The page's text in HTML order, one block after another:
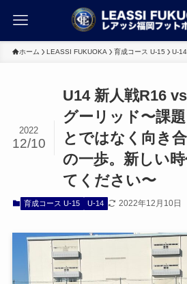
ホーム LEASSI FUKUOKA 育成コース U-15 U-14
U14 新人戦R16
グーリッド〜課
とではなく向き
の一歩。新しい
てください〜
2022
12/10
育成コース U-15 U-14 2022年12月10日